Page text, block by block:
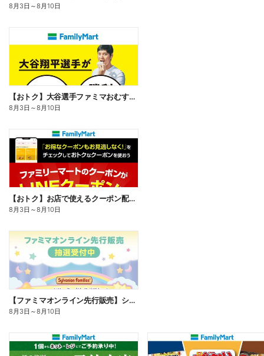
8月3日 ～8月10日
【おトク】大谷選手ファミマおむすび割
8月3日 ～8月10日
【おトク】お店で使えるクーポン配信中
8月3日 ～8月10日
【ファミマオンライン先行販売】シルバニアファミリー
8月3日 ～8月10日